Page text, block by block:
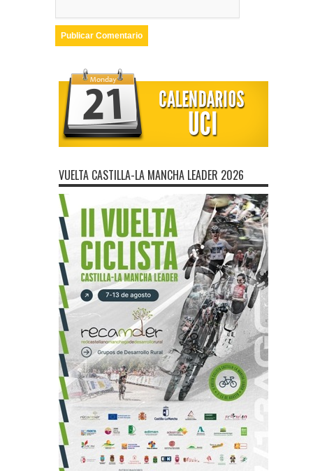
VUELTA CASTILLA-LA MANCHA LEADER 2026